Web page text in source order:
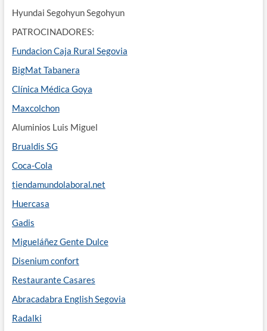
Hyundai Segohyun Segohyun
PATROCINADORES:
Fundacion Caja Rural Segovia
BigMat Tabanera
Clínica Médica Goya
Maxcolchon
Aluminios Luis Miguel
Brualdis SG
Coca-Cola
tiendamundolaboral.net
Huercasa
Gadis
Migueláñez Gente Dulce
Disenium confort
Restaurante Casares
Abracadabra English Segovia
Radalki